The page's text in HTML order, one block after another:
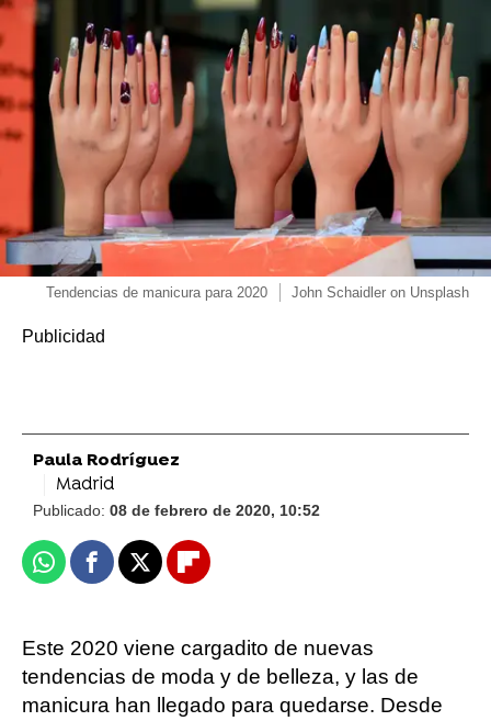
Tendencias de manicura para 2020 John Schaidler on Unsplash
Paula Rodríguez
Madrid
Publicado: 08 de febrero de 2020, 10:52
WhatsappFacebook
X Flipboard
Este 2020 viene cargadito de nuevas
tendencias de moda y de belleza, y las de
manicura han llegado para quedarse. Desde